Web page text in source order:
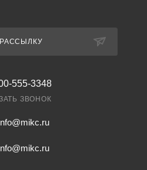
555-3348
ЗВОНОК